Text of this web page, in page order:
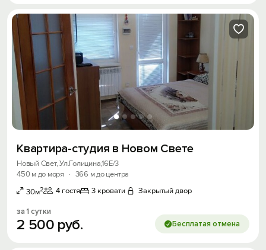
Квартира-студия в Новом Свете
Новый Свет, Ул.Голицина,16Е/3
450 м до моря
· 366 м до центра
30м2 4 гостя 3 кровати Закрытый двор
за 1 сутки
2 500 руб. Бесплатая отмена